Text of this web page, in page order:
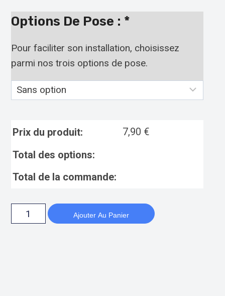
Options De Pose : *
Pour faciliter son installation, choisissez
parmi nos trois options de pose.
Prix du produit: 7,90 €
Total des options:
Total de la commande:
Ajouter Au Panier